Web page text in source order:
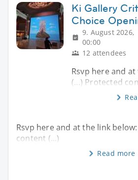
Ki Gallery
Choice
9. August 2026,
00:00
12 attendees
Rsvp here and
(...) Protected
Rsvp here and at the link
content (...)
Read more